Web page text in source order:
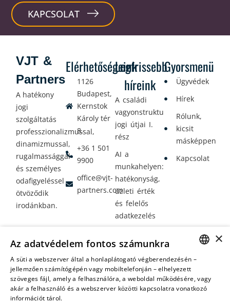
KAPCSOLAT
Elérhetőségeink
1126
Budapest,
Kernstok
Károly tér
8.
+36 1 501
9900
office@vjt-
partners.com
Legfrissebb
híreink
A családi
vagyonstrukturálás
jogi útjai I.
rész
AI a
munkahelyen:
hatékonyság,
üzleti érték
és felelős
adatkezelés
amikor a jövő
nem a
véletlenen
múlik
Gyorsmenü
Ügyvédek
Hírek
Rólunk,
kicsit
másképpen
Kapcsolat
VJT &
Partners
A hatékony
jogi
szolgáltatás
professzionalizmussal,
dinamizmussal,
rugalmassággal
és személyes
odafigyeléssel
ötvöződik
irodánkban.
HUNGARIAN
ENGLISH
×
Az adatvédelem fontos számunkra
A süti a webszerver által a honlaplátogató végberendezésén –
jellemzően számítógépén vagy mobiltelefonján – elhelyezett
szöveges fájl, amely a felhasználóra, a weboldal működésére, vagy
akár a felhasználó és a webszerver közötti kapcsolatra vonatkozó
információt tárol.